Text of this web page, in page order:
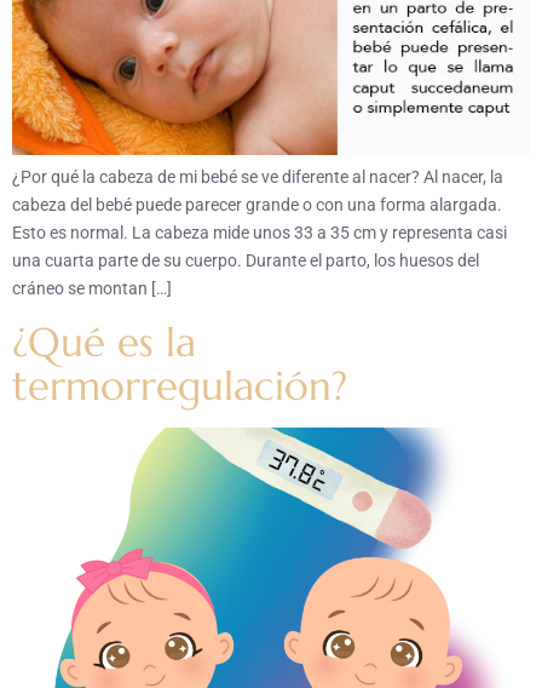
¿Por qué la cabeza de mi bebé se ve diferente al nacer? Al nacer, la
cabeza del bebé puede parecer grande o con una forma alargada.
Esto es normal. La cabeza mide unos 33 a 35 cm y representa casi
una cuarta parte de su cuerpo. Durante el parto, los huesos del
cráneo se montan […]
¿Qué es la
termorregulación?